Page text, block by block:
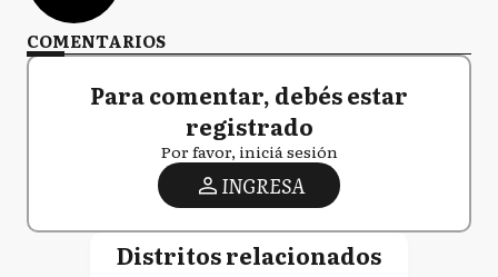
COMENTARIOS
Para comentar, debés estar
registrado
Por favor, iniciá sesión
INGRESA
Distritos relacionados